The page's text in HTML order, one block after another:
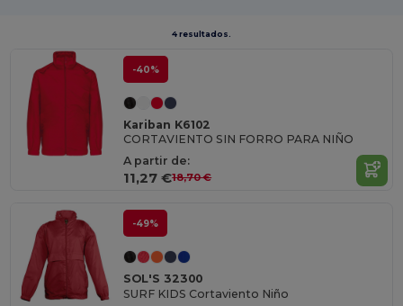
4 resultados.
-40%
Kariban K6102
CORTAVIENTO SIN FORRO PARA NIÑO
A partir de:
11,27 €18,70 €
-49%
SOL'S 32300
SURF KIDS Cortaviento Niño